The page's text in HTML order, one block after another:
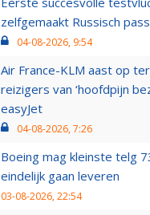
zelfgemaakt Russisch
04-08-2026, 9:54
Air France-KLM aast op
reizigers van ‘hoofdpijn
easyJet
04-08-2026, 7:26
Boeing mag kleinste telg
eindelijk gaan leveren
03-08-2026, 22:54